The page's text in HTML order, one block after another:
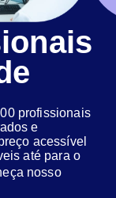
profissionais
e
acessível
até para o
nosso